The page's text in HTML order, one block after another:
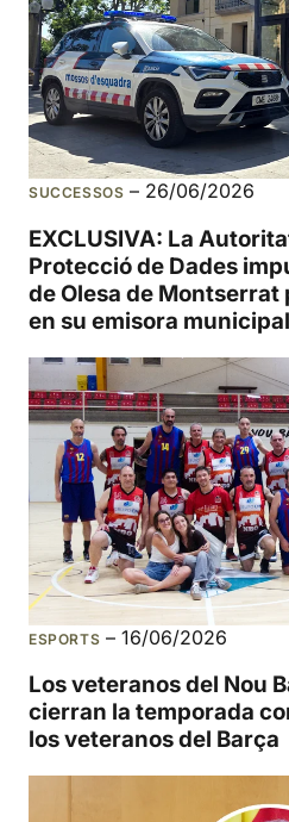
SUCCESSOS – 26/06/2026
EXCLUSIVA: La
Protecció de Dades
de Olesa de
en su emisora municipal
ESPORTS – 16/06/2026
Los veteranos del Nou
cierran la temporada
los veteranos del Barça